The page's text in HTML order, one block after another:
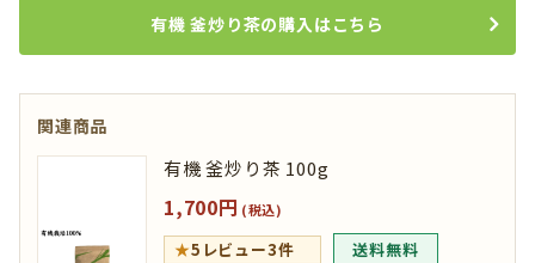
有機 釜炒り茶の購入はこちら
関連商品
有機 釜炒り茶 100g
1,700円 (税込)
★5 レビュー3件
送料無料